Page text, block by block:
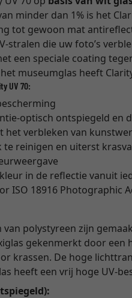
minder dan 1% is het
tot gewoon mat
stralen die uw foto’s
een speciale coating
museumglas heeft
UV 70:
optisch ontspiegeld en
het verbleken van
te reinigen en uiterst
in de reflectie vanuit
ISO 18916 Photographic
van polystyreen zijn
gekenmerkt door een
krassen. De hoge
heeft een vrij hoge UV-